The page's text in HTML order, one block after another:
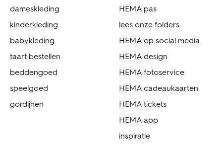
dameskleding
kinderkleding
babykleding
taart bestellen
beddengoed
speelgoed
gordijnen
HEMA pas
lees onze folders
HEMA op social media
HEMA design
HEMA fotoservice
HEMA cadeaukaarten
HEMA tickets
HEMA app
inspiratie